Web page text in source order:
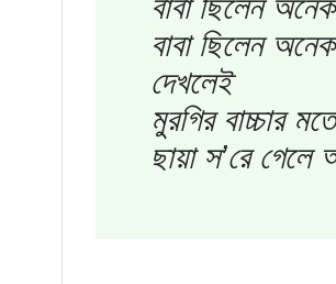
বাবা ছিলেন
দেখলেই
মুরগির বাচ্চার
ছায়া স’রে